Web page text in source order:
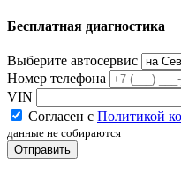
Бесплатная диагностика
Выберите автосервис
Номер телефона
VIN
Согласен с Политикой
данные не собираются
Отправить